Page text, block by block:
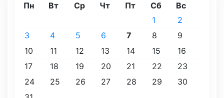
Пн Вт Ср Чт Пт Сб
Вс
1
2
3
4 5 6 7 8
9
10
11 12 13 14 15
16
17
18 19 20 21 22
23
24
25 26 27 28 29
30